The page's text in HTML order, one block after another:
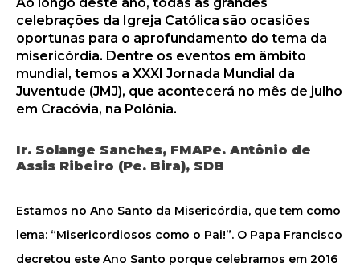
celebrações da Igreja Católica são ocasiões
oportunas para o aprofundamento do tema da
misericórdia. Dentre os eventos em âmbito
mundial, temos a XXXI Jornada Mundial da
Juventude (JMJ), que acontecerá no mês de julho
em Cracóvia, na Polônia.
Ir. Solange Sanches, FMAPe. Antônio de
Assis Ribeiro (Pe. Bira), SDB
Estamos no Ano Santo da Misericórdia, que tem como
lema: “Misericordiosos como o Pai!”. O Papa Francisco
decretou este Ano Santo porque celebramos em 2016